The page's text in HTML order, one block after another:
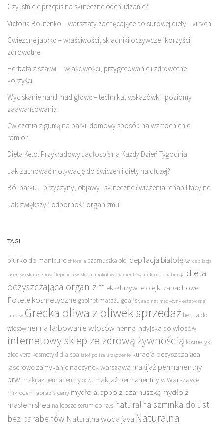
Czy istnieje przepis na skuteczne odchudzanie?
Victoria Boutenko – warsztaty zachęcające do surowej diety – virven
Gwiezdne jabłko – właściwości, składniki odżywcze i korzyści
zdrowotne
Herbata z szałwii – właściwości, przygotowanie i zdrowotne
korzyści
Wyciskanie hantli nad głowę – technika, wskazówki i poziomy
zaawansowania
Ćwiczenia z gumą na barki: domowy sposób na wzmocnienie
ramion
Dieta Keto: Przykładowy Jadłospis na Każdy Dzień Tygodnia
Jak zachować motywację do ćwiczeń i diety na dłużej?
Ból barku – przyczyny, objawy i skuteczne ćwiczenia rehabilitacyjne
Jak zwiększyć odporność organizmu.
TAGI
biurko do manicure chlorella czarnuszka olej depilacja białołęka depilacja
laserowa skuteczność depilacja woskiem mokotów diamentowa mikrodermabrazja dieta
oczyszczająca organizm ekskluzywne olejki zapachowe
Fotele kosmetyczne gabinet masażu gdańsk gabinet medycyny estetycznej
kraków Grecka oliwa z oliwek sprzedaż henna do
włosów henna farbowanie włosów henna indyjska do włosów
internetowy sklep ze zdrową żywnością kosmetyki
aloe vera kosmetyki dla spa kriolipoliza urządzenie kuracja oczyszczająca
laserowe zamykanie naczynek warszawa makijaż permanentny
brwi makijaż permanentny oczu makijaż permanentny w Warszawie
mikrodermabrazja ceny mydło aleppo z czarnuszką mydło z
masłem shea najlepsze serum do rzęs naturalna szminka do ust
bez parabenów Naturalna woda java Naturalna